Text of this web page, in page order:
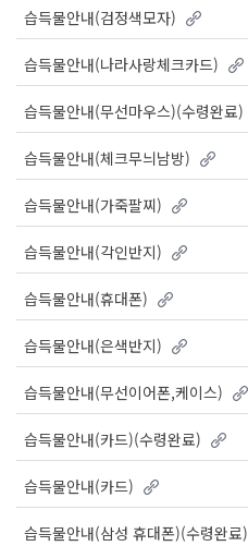
습득물안내(검정색모자)
습득물안내(나라사랑체크카드)
습득물안내(무선마우스)(수령완료)
습득물안내(체크무늬남방)
습득물안내(가죽팔찌)
습득물안내(각인반지)
습득물안내(휴대폰)
습득물안내(은색반지)
습득물안내(무선이어폰,케이스)
습득물안내(카드)(수령완료)
습득물안내(카드)
습득물안내(삼성 휴대폰)(수령완료)